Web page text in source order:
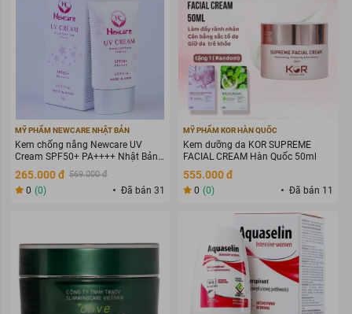
MỸ PHẨM NEWCARE NHẬT BẢN
Kem chống nắng Newcare UV
Cream SPF50+ PA++++ Nhật Bản
35g
265.000 đ 569.000 đ
0 (0) Đã bán 31
MỸ PHẨM KOR HÀN QUỐC
Kem dưỡng da KOR SUPREME
FACIAL CREAM Hàn Quốc 50ml
555.000 đ
0 (0) Đã bán 11